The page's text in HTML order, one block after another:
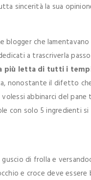
sincerità la sua
che
a trascriverla
più letta di tutti i
nonostante il difetto
abbinarci del
con solo 5 ingredienti
di frolla e
e croce deve essere